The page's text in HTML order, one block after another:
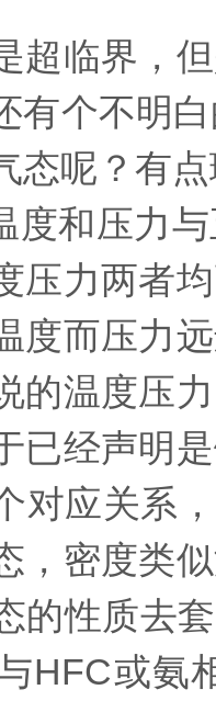
临界，但
有个不明
态呢？有
和压力与
压力两者
度而压力
的温度压
已经声明
对应关系
，密度类
的性质去
HFC或氨